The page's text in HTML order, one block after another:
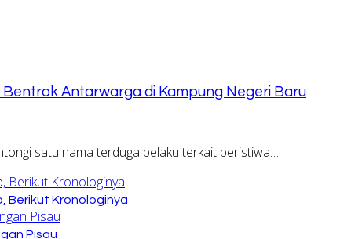
Antarwarga di Kampung Negeri Baru
satu nama terduga pelaku terkait peristiwa…
Berikut Kronologinya
Pisau